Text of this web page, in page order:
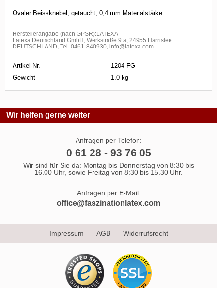
Ovaler Beissknebel, getaucht, 0,4 mm Materialstärke.
Herstellerangabe (nach GPSR):LATEXA
Latexa Deutschland GmbH, Werkstraße 9 a, 24955 Harrislee
DEUTSCHLAND, Tel. 0461-840930, info@latexa.com
Artikel-Nr.
1204-FG
Gewicht
1,0 kg
Wir helfen gerne weiter
Anfragen per Telefon:
0 61 28 - 93 76 05
Wir sind für Sie da: Montag bis Donnerstag von 8:30 bis
16.00 Uhr, sowie Freitag von 8:30 bis 15.30 Uhr.
Anfragen per E-Mail:
office@faszinationlatex.com
Impressum AGB Widerrufsrecht